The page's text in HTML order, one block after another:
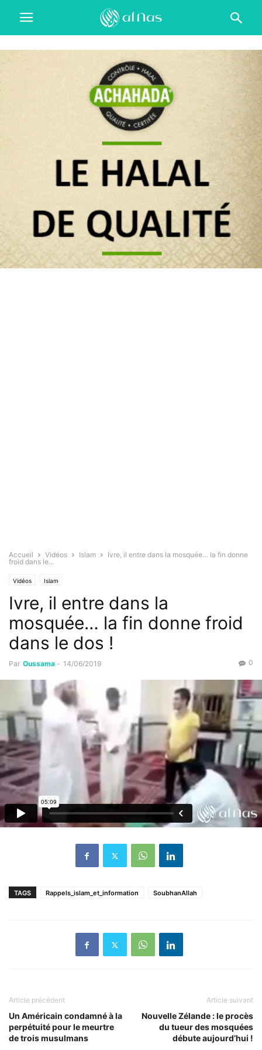
Accueil Vidéos Islam
Ivre, il entre dans la mosquée… la fin donne
froid dans le...
Vidéos Islam
Ivre, il entre dans la
mosquée… la fin donne froid
dans le dos !
Par Oussama - 14/06/2019 0
TAGS Rappels_islam_et_information SoubhanAllah
Article précédent
Un Américain condamné à la
perpétuité pour le meurtre
de trois musulmans
Article suivant
Nouvelle Zélande : le procès
du tueur des mosquées
débute aujourd’hui !